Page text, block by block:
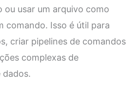
ou usar um arquivo como
comando. Isso é útil para
criar pipelines de comandos
complexas de
dados.